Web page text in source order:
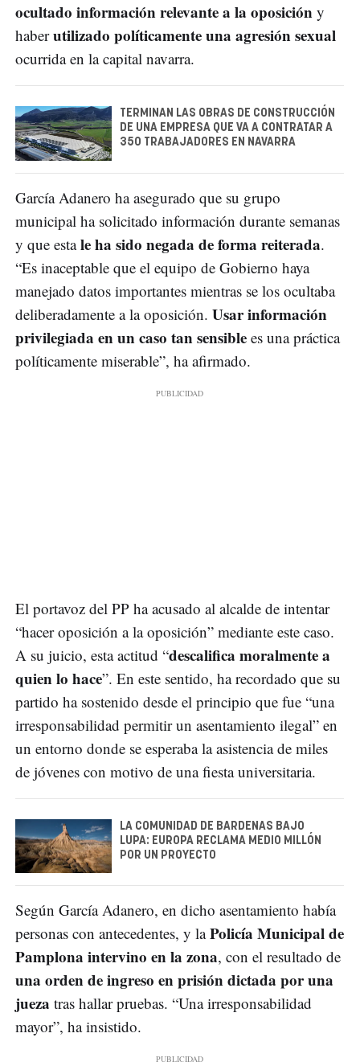
ocultado información relevante a la oposición y
haberutilizado políticamente una agresión sexual
ocurrida en la capital navarra.
TERMINAN LAS OBRAS DE CONSTRUCCIÓN
DE UNA EMPRESA QUE VA A CONTRATAR A
350 TRABAJADORES EN NAVARRA
García Adanero ha asegurado que su grupo
municipal ha solicitado información durante semanas
y que estale ha sido negada de forma reiterada.
“Es inaceptable que el equipo de Gobierno haya
manejado datos importantes mientras se los ocultaba
deliberadamente a la oposición. Usar información
privilegiada en un caso tan sensible es una práctica
políticamente miserable”, ha afirmado.
El portavoz del PP ha acusado al alcalde de intentar
“hacer oposición a la oposición” mediante este caso.
A su juicio, esta actitud “descalifica moralmente a
quien lo hace”. En este sentido, ha recordado que su
partido ha sostenido desde el principio que fue “una
irresponsabilidad permitir un asentamiento ilegal” en
un entorno donde se esperaba la asistencia de miles
de jóvenes con motivo de una fiesta universitaria.
LA COMUNIDAD DE BARDENAS BAJO
LUPA: EUROPA RECLAMA MEDIO MILLÓN
POR UN PROYECTO
Según García Adanero, en dicho asentamiento había
personas con antecedentes, y laPolicía Municipal de
Pamplona intervino en la zona, con el resultado de
una orden de ingreso en prisión dictada por una
jueza tras hallar pruebas. “Una irresponsabilidad
mayor”, ha insistido.